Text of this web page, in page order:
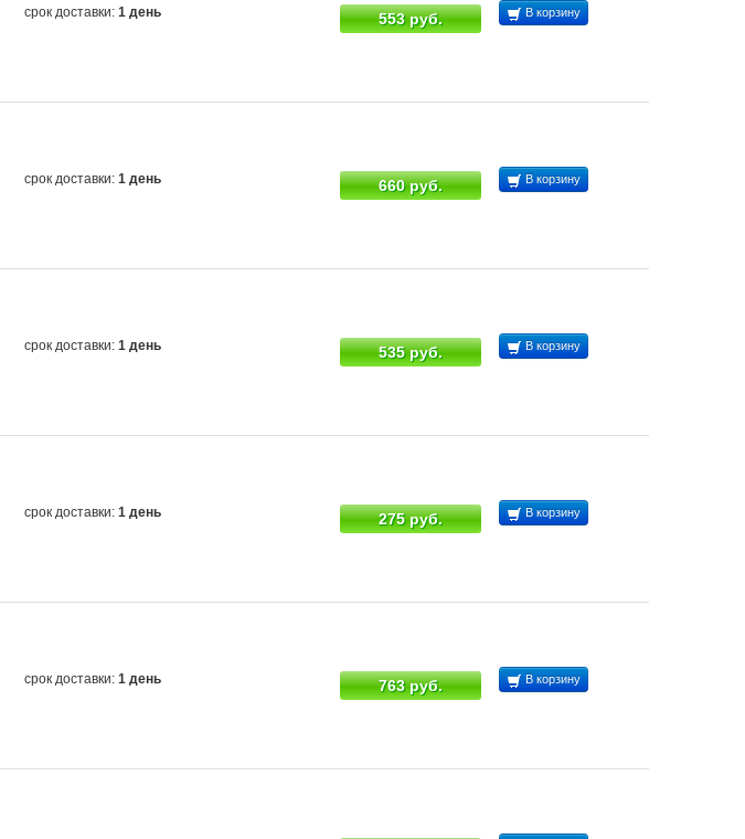
срок доставки: 1 день 553 руб. В корзину
срок доставки: 1 день 660 руб. В корзину
срок доставки: 1 день 535 руб. В корзину
срок доставки: 1 день 275 руб. В корзину
срок доставки: 1 день 763 руб. В корзину